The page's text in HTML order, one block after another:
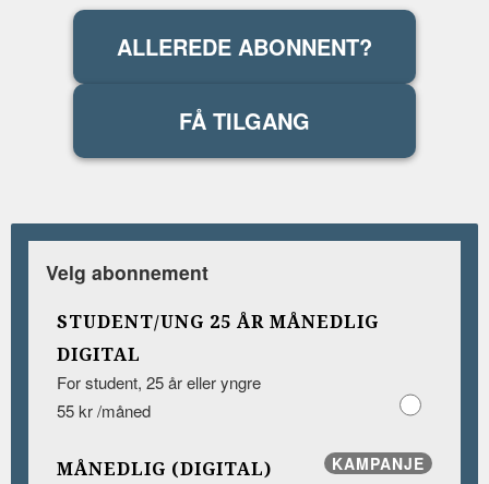
ALLEREDE ABONNENT?
FÅ TILGANG
Velg abonnement
STUDENT/UNG 25 ÅR MÅNEDLIG
DIGITAL
For student, 25 år eller yngre
55 kr /måned
KAMPANJE
MÅNEDLIG (DIGITAL)